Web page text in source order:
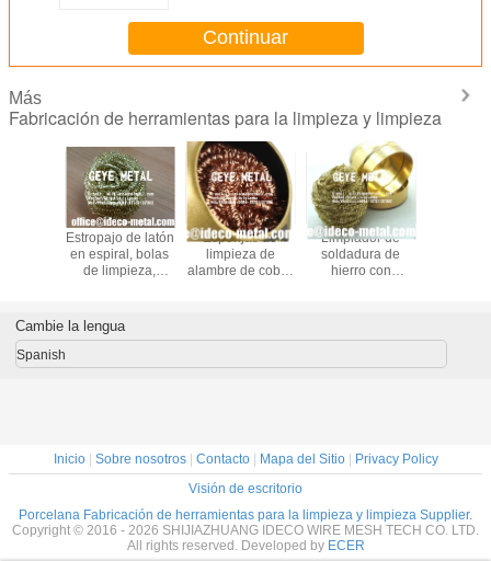
Continuar
Más
Fabricación de herramientas para la limpieza y limpieza
de
de
punto,
Estropajo de latón
en espiral, bolas
de limpieza,
de cocina de
alambre de
Esponjas de
limpieza de
alambre de cobre
soporte resistente
Limpiador de
soldadura de
hierro con
de
Cambie la lengua
Spanish
Inicio| Sobre nosotros| Contacto| Mapa del Sitio| Privacy Policy
Visión de escritorio
Porcelana Fabricación de herramientas para la limpieza y limpieza Supplier.
Copyright © 2016 - 2026 SHIJIAZHUANG IDECO WIRE MESH TECH CO. LTD.
All rights reserved. Developed by ECER